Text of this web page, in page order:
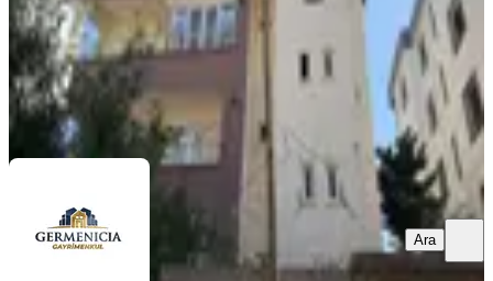
Germenicia Gayrimenkul Celalettin Yarpuz
Ara